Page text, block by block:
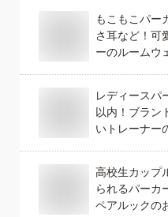
もこもこパー
さ耳など！可
ーのルームウ
レディースパ
以内！ブラン
いトレーナー
高校生カップ
られるパーカ
ペアルックの